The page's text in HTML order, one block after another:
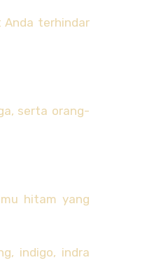
Anda terhindar
serta orang-
hitam yang
indigo, indra